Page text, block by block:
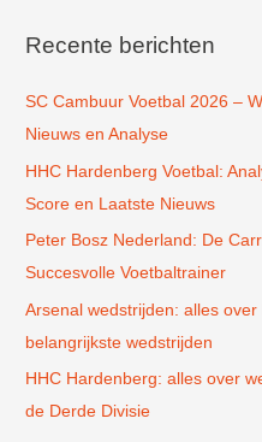
k
a
a
r
:
Recente berichten
SC Cambuur Voetbal 2026 –
Nieuws en Analyse
HHC Hardenberg Voetbal:
Score en Laatste Nieuws
Peter Bosz Nederland: De
Succesvolle Voetbaltrainer
Arsenal wedstrijden: alles
belangrijkste wedstrijden
HHC Hardenberg: alles over
de Derde Divisie